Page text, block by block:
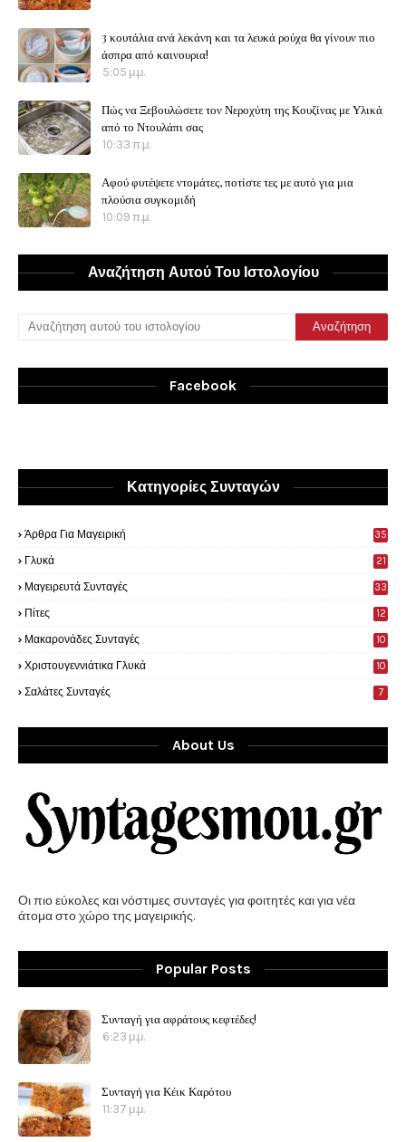
3 κουτάλια ανά λεκάνη και τα λευκά ρούχα θα γίνουν πιο
άσπρα από καινουρια!
5:05 μ.μ.
Πώς να Ξεβουλώσετε τον Νεροχύτη της Κουζίνας με Υλικά
από το Ντουλάπι σας
10:33 π.μ.
Αφού φυτέψετε ντομάτες, ποτίστε τες με αυτό για μια
πλούσια συγκομιδή
10:09 π.μ.
Αναζήτηση Αυτού Του Ιστολογίου
Facebook
Κατηγορίες Συνταγών
Άρθρα Για Μαγειρική
35
Γλυκά
21
Μαγειρευτά Συνταγές 33
Πίτες 12
Μακαρονάδες Συνταγές 10
Χριστουγεννιάτικα Γλυκά 10
Σαλάτες Συνταγές 7
About Us
Οι πιο εύκολες και νόστιμες συνταγές για φοιτητές και για νέα
άτομα στο χώρο της μαγειρικής.
Popular Posts
Συνταγή για αφράτους κεφτέδες!
6:23 μ.μ.
Συνταγή για Κέικ Καρότου
11:37 μ.μ.